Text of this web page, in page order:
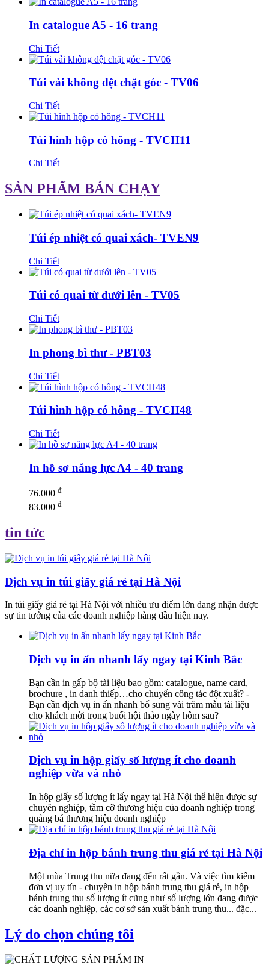
In catalogue A5 - 16 trang
Chi Tiết
Túi vải không dệt chặt góc - TV06
Chi Tiết
Túi hình hộp có hông - TVCH11
Chi Tiết
SẢN PHẨM BÁN CHẠY
Túi ép nhiệt có quai xách- TVEN9
Chi Tiết
Túi có quai từ dưới lên - TV05
Chi Tiết
In phong bì thư - PBT03
Chi Tiết
Túi hình hộp có hông - TVCH48
Chi Tiết
In hồ sơ năng lực A4 - 40 trang
76.000 đ
83.000 đ
tin tức
Dịch vụ in túi giấy giá rẻ tại Hà Nội
In túi giấy giá rẻ tại Hà Nội với nhiều ưu điểm lớn đang nhận được
sự tin tưởng của các doanh nghiệp hàng đầu hiện nay.
Dịch vụ in ấn nhanh lấy ngay tại Kinh Bắc
Bạn cần in gấp bộ tài liệu bao gồm: catalogue, name card,
brochure , in danh thiếp…cho chuyến công tác đột xuất? -
Bạn cần dịch vụ in ấn nhanh bổ sung vài trăm mẫu tài liệu
cho khách mời trong buổi hội thảo ngày hôm sau?
Dịch vụ in hộp giấy số lượng ít cho doanh
nghiệp vừa và nhỏ
In hộp giấy số lượng ít lấy ngay tại Hà Nội thể hiện được sự
chuyên nghiệp, tầm cỡ thương hiệu của doanh nghiệp trong
quảng bá thương hiệu doanh nghiệp
Địa chỉ in hộp bánh trung thu giá rẻ tại Hà Nội
Một mùa Trung thu nữa đang đến rất gần. Và việc tìm kiếm
đơn vị uy tín - chuyên in hộp bánh trung thu giá rẻ, in hộp
bánh trung thu số lượng ít cũng như số lượng lớn đang được
các doanh nghiệp, các cơ sở sản xuất bánh trung thu... đặc...
Lý do chọn chúng tôi